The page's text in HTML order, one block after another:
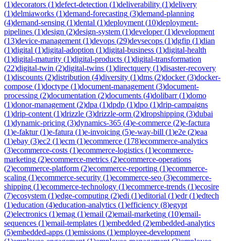
(1)decorators (1)defect-detection (1)deliverability (1)delivery
(1)delmiaworks (1)demand-forecasting (3)demand-planning
(4)demand-sensing (1)dental (1)deployment (10)deployment-
pipelines (1)design (2)design-system (1)developer(1)development
(13)device-management (1)devops (29)devsecops (1)dgfip (1)dian
(1)digital (1)digital-adoption (1)digital-business (1)digital-health
(1)digital-maturity (1)digital-products (1)digital-transformation
(22)digital-twin (2)digital-twins (1)directquery (1)disaster-recovery
(1)discounts (2)distribution (4)diversity (1)dms (2)docker(3)docker-
compose (1)doctype (1)document-management (3)document-
processing (2)documentation (2)documents (4)dolibarr(1)domo
(1)donor-management (2)dpa (1)dpdp (1)dpo (1)drip-campaigns
(1)drip-content (1)drizzle (3)drizzle-orm (2)dropshipping (3)dubai
(1)dynamic-pricing (3)dynamics-365 (4)e-commerce (2)e-factura
(1)e-faktur(1)e-fatura (1)e-invoicing (5)e-way-bill (1)e2e (2)eaa
(1)ebay (3)ec2 (1)ecm (1)ecommerce (178)ecommerce-analytics
(3)ecommerce-costs (1)ecommerce-logistics (1)ecommerce-
marketing (2)ecommerce-metrics (2)ecommerce-operations
(2)ecommerce-platform (2)ecommerce-reporting (1)ecommerce-
scaling (1)ecommerce-security (1)ecommerce-seo (3)ecommerce-
shipping (1)ecommerce-technology (1)ecommerce-trends (1)ecosire
(7)ecosystem (1)edge-computing (2)edi (1)editorial (1)edr(1)edtech
(1)education (4)education-analytics (1)efficiency (8)egypt
(2)electronics (1)emag (1)email (2)email-marketing (10)email-
sequences (1)email-templates (1)embedded (2)embedded-analytics
(5)embedded-apps (1)emissions (1)employee-development